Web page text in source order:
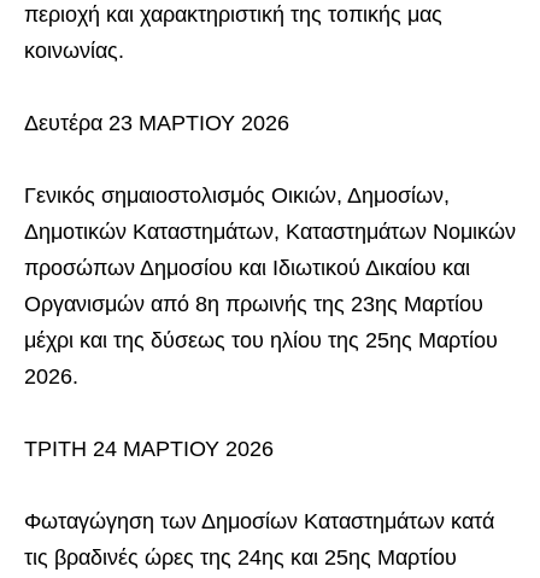
περιοχή και χαρακτηριστική της τοπικής μας
κοινωνίας.
Δευτέρα 23 ΜΑΡΤΙΟΥ 2026
Γενικός σημαιοστολισμός Οικιών, Δημοσίων,
Δημοτικών Καταστημάτων, Καταστημάτων Νομικών
προσώπων Δημοσίου και Ιδιωτικού Δικαίου και
Οργανισμών από 8η πρωινής της 23ης Μαρτίου
μέχρι και της δύσεως του ηλίου της 25ης Μαρτίου
2026.
ΤΡΙΤΗ 24 ΜΑΡΤΙΟΥ 2026
Φωταγώγηση των Δημοσίων Καταστημάτων κατά
τις βραδινές ώρες της 24ης και 25ης Μαρτίου